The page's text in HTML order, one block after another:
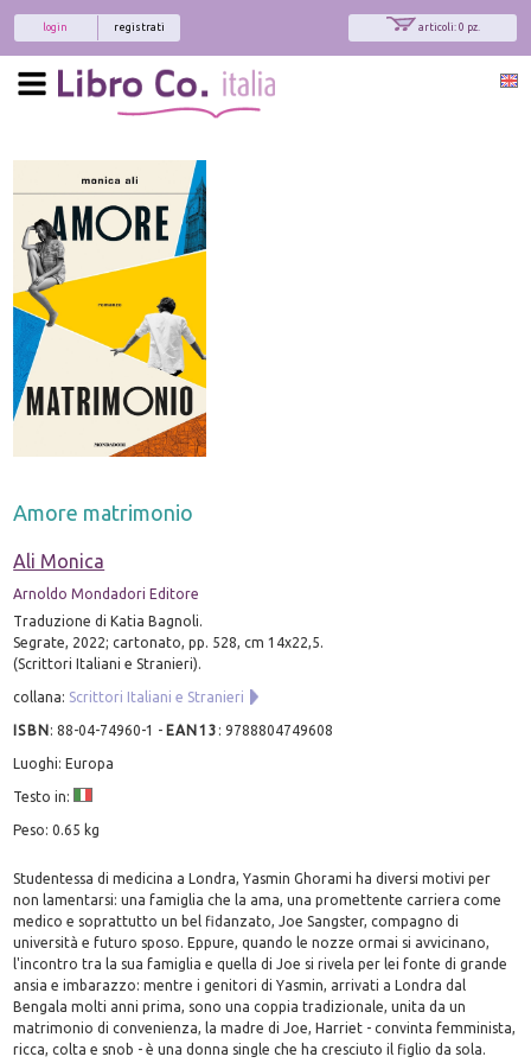
articoli: 0 pz.
registrati
login
Amore matrimonio
Ali Monica
Arnoldo Mondadori Editore
Traduzione di Katia Bagnoli.
Segrate, 2022; cartonato, pp. 528, cm 14x22,5.
(Scrittori Italiani e Stranieri).
collana: Scrittori Italiani e Stranieri
ISBN:88-04-74960-1 - EAN13 :9788804749608
Luoghi: Europa
Testo in:
Peso: 0.65 kg
Studentessa di medicina a Londra, Yasmin Ghorami ha diversi motivi per
non lamentarsi: una famiglia che la ama, una promettente carriera come
medico e soprattutto un bel fidanzato, Joe Sangster, compagno di
università e futuro sposo. Eppure, quando le nozze ormai si avvicinano,
l'incontro tra la sua famiglia e quella di Joe si rivela per lei fonte di grande
ansia e imbarazzo: mentre i genitori di Yasmin, arrivati a Londra dal
Bengala molti anni prima, sono una coppia tradizionale, unita da un
matrimonio di convenienza, la madre di Joe, Harriet - convinta femminista,
ricca, colta e snob - è una donna single che ha cresciuto il figlio da sola.